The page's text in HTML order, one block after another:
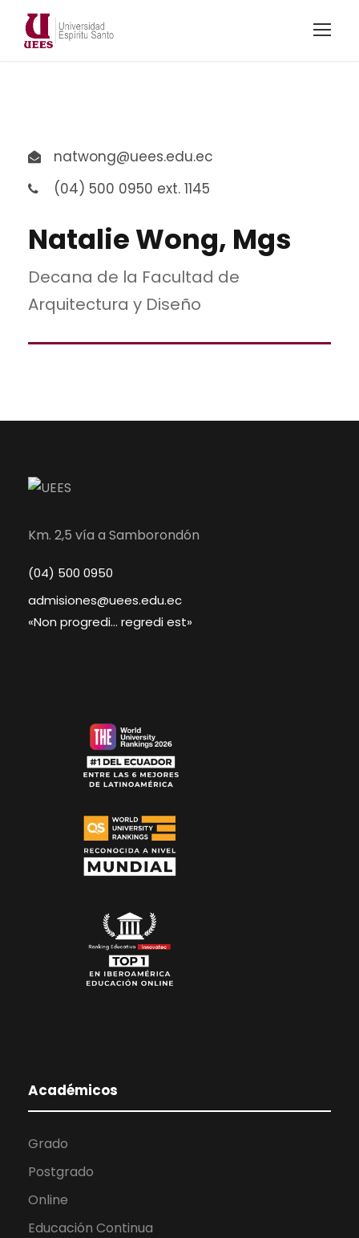
natwong@uees.edu.ec
(04) 500 0950 ext. 1145
Natalie Wong, Mgs
Decana de la Facultad de
Arquitectura y Diseño
Km. 2,5 vía a Samborondón
(04) 500 0950
admisiones@uees.edu.ec
«Non progredi… regredi est»
Académicos
Grado
Postgrado
Online
Educación Continua